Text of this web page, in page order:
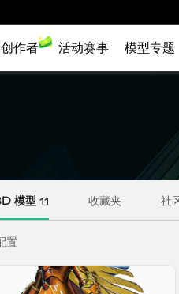
创作者 活动赛事 模型专题